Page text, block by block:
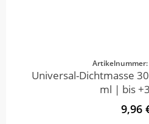
Artikelnummer:
Universal-Dichtmasse
ml | bis
9,96